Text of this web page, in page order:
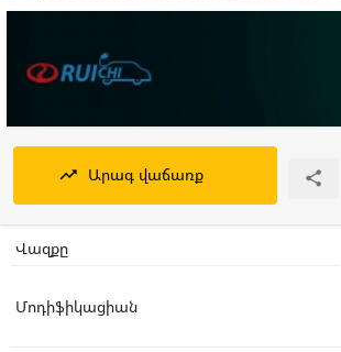
trending_up Արագ վաճառք 
Վազքը
Մոդիֆիկացիան